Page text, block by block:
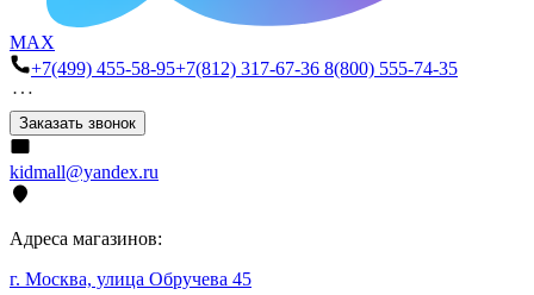
MAX
+7(499) 455-58-95+7(812) 317-67-36 8(800) 555-74-35
Заказать звонок
kidmall@yandex.ru
Адреса магазинов:
г. Москва, улица Обручева 45